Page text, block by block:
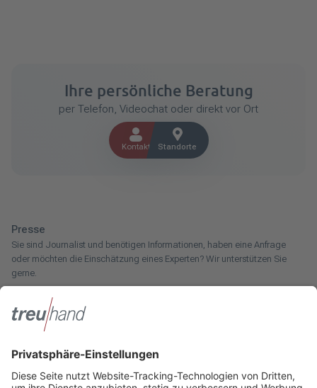
Ihre persönliche Beratung
per Telefon, Videochat oder direkt vor Ort
Kontakt Standorte
Presse
Sie sind Journalist und benötigen Informationen, haben eine Anfrage
oder möchten die Einschätzung eines Experten? Wir unterstützen Sie
gerne.
Zum Pressebereich
Innotax
forstwirtschaftlichen Betrieb oder kommen aus dem Handwerk und
suchen einen Steuerberater? Bei der Innotax bieten wir Ihnen individuelle
Beratung für jede Lebensphase.